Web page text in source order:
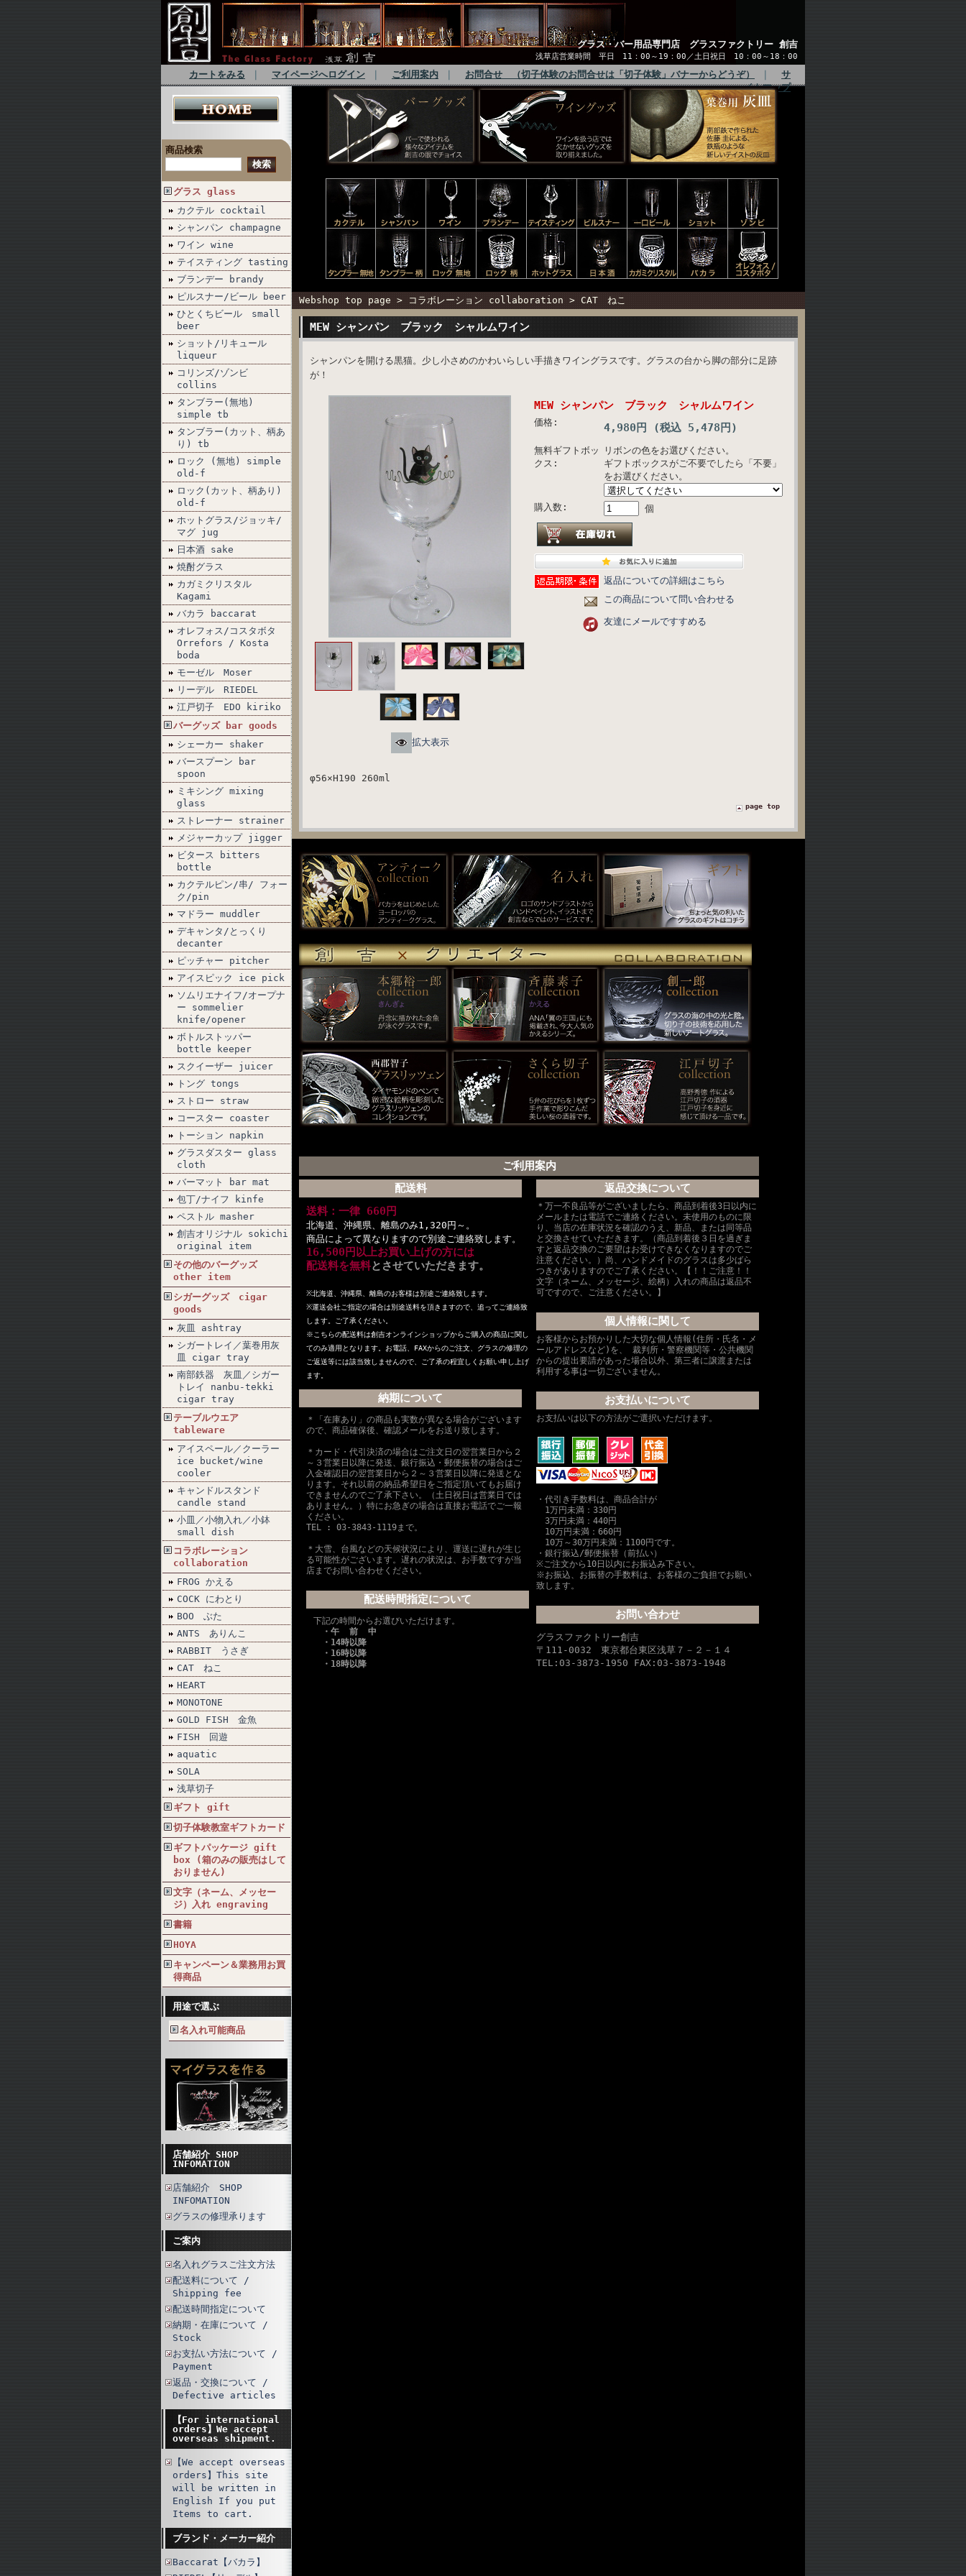
グラス・バー用品専門店 グラスファクトリー 創吉
浅草店営業時間 平日 11：00～19：00／土日祝日 10：00～18：00
カートをみる マイページへログイン ご利用案内 お問合せ （切子体験のお問合せは「切子体験」バナーからどうぞ）
サ
イトマップ
商品検索
グラス glass
カクテル cocktail
シャンパン champagne
ワイン wine
テイスティング tasting
ブランデー brandy
ピルスナー/ビール beer
ひとくちビール small
beer
ショット/リキュール
liqueur
コリンズ/ゾンビ
collins
タンブラー(無地)
simple tb
タンブラー(カット、柄あ
り) tb
ロック (無地) simple
old-f
ロック(カット、柄あり)
old-f
ホットグラス/ジョッキ/
マグ jug
日本酒 sake
焼酎グラス
カガミクリスタル
Kagami
バカラ baccarat
オレフォス/コスタボタ
Orrefors / Kosta
boda
モーゼル Moser
リーデル RIEDEL
江戸切子 EDO kiriko
バーグッズ bar goods
シェーカー shaker
バースプーン bar
spoon
ミキシング mixing
glass
ストレーナー strainer
メジャーカップ jigger
ビタース bitters
bottle
カクテルピン/串/ フォー
ク/pin
マドラー muddler
デキャンタ/とっくり
decanter
ピッチャー pitcher
アイスピック ice pick
ソムリエナイフ/オープナ
ー sommelier
knife/opener
ボトルストッパー
bottle keeper
スクイーザー juicer
トング tongs
ストロー straw
コースター coaster
トーション napkin
グラスダスター glass
cloth
バーマット bar mat
包丁/ナイフ kinfe
ペストル masher
創吉オリジナル sokichi
original item
その他のバーグッズ
other item
シガーグッズ cigar
goods
灰皿 ashtray
シガートレイ／葉巻用灰
皿 cigar tray
南部鉄器 灰皿／シガー
トレイ nanbu-tekki
cigar tray
テーブルウエア
tableware
アイスペール／クーラー
ice bucket/wine
cooler
キャンドルスタンド
candle stand
小皿／小物入れ／小鉢
small dish
コラボレーション
collaboration
FROG かえる
COCK にわとり
BOO ぶた
ANTS ありんこ
RABBIT うさぎ
CAT ねこ
HEART
MONOTONE
GOLD FISH 金魚
FISH 回遊
aquatic
SOLA
浅草切子
ギフト gift
切子体験教室ギフトカード
ギフトパッケージ gift
box (箱のみの販売はして
おりません)
文字（ネーム、メッセー
ジ）入れ engraving
書籍
HOYA
キャンペーン＆業務用お買
得商品
用途で選ぶ
名入れ可能商品
店舗紹介 SHOP
INFOMATION
店舗紹介 SHOP
INFOMATION
グラスの修理承ります
ご案内
名入れグラスご注文方法
配送料について /
Shipping fee
配送時間指定について
納期・在庫について /
Stock
お支払い方法について /
Payment
返品・交換について /
Defective articles
【For international
orders】We accept
overseas shipment.
【We accept overseas
orders】This site
will be written in
English If you put
Items to cart.
ブランド・メーカー紹介
Baccarat【バカラ】
Webshop top page > コラボレーション collaboration > CAT ねこ
MEW シャンパン ブラック シャルムワイン
シャンパンを開ける黒猫。少し小さめのかわいらしい手描きワイングラスです。グラスの台から脚の部分に足跡
が！
拡大表示
MEW シャンパン ブラック シャルムワイン
価格: 4,980円 (税込 5,478円)
無料ギフトボッ
クス:
リボンの色をお選びください。
ギフトボックスがご不要でしたら「不要」
をお選びください。
購入数: 個
返品についての詳細はこちら
この商品について問い合わせる
友達にメールですすめる
φ56×H190 260ml
page top
ご利用案内
配送料
送料：一律 660円
北海道、沖縄県、離島のみ1,320円～。
商品によって異なりますので別途ご連絡致します。
16,500円以上お買い上げの方には
配送料を無料とさせていただきます。
※北海道、沖縄県、離島のお客様は別途ご連絡致します。
※運送会社ご指定の場合は別途送料を頂きますので、追ってご連絡致
します。ご了承ください。
※こちらの配送料は創吉オンラインショップからご購入の商品に関し
てのみ適用となります。お電話、FAXからのご注文、グラスの修理の
ご返送等には該当致しませんので、ご了承の程宜しくお願い申し上げ
ます。
納期について
＊「在庫あり」の商品も実数が異なる場合がございます
ので、商品確保後、確認メールをお送り致します。
＊カード・代引決済の場合はご注文日の翌営業日から２
～３営業日以降に発送、銀行振込・郵便振替の場合はご
入金確認日の翌営業日から２～３営業日以降に発送とな
ります。それ以前の納品希望日をご指定頂いてもお届け
できませんのでご了承下さい。（土日祝日は営業日では
ありません。）特にお急ぎの場合は直接お電話でご一報
ください。
TEL : 03-3843-1119まで。
＊大雪、台風などの天候状況により、運送に遅れが生じ
る可能性がございます。遅れの状況は、お手数ですが当
店までお問い合わせください。
配送時間指定について
下記の時間からお選びいただけます。
・午 前 中
・14時以降
・16時以降
・18時以降
返品交換について
＊万一不良品等がございましたら、商品到着後3日以内に
メールまたは電話でご連絡ください。未使用のものに限
り、当店の在庫状況を確認のうえ、新品、または同等品
と交換させていただきます。（商品到着後３日を過ぎま
すと返品交換のご要望はお受けできなくなりますのでご
注意ください。）尚、ハンドメイドのグラスは多少ばら
つきがありますのでご了承ください。【！！ご注意！！
文字（ネーム、メッセージ、絵柄）入れの商品は返品不
可ですので、ご注意ください。】
個人情報に関して
お客様からお預かりした大切な個人情報(住所・氏名・メ
ールアドレスなど)を、 裁判所・警察機関等・公共機関
からの提出要請があった場合以外、第三者に譲渡または
利用する事は一切ございません。
お支払いについて
お支払いは以下の方法がご選択いただけます。
・代引き手数料は、商品合計が
1万円未満：330円
3万円未満：440円
10万円未満：660円
10万～30万円未満：1100円です。
・銀行振込/郵便振替（前払い）
※ご注文から10日以内にお振込み下さい。
※お振込、お振替の手数料は、お客様のご負担でお願い
致します。
お問い合わせ
グラスファクトリー創吉
〒111-0032 東京都台東区浅草７－２－１４
TEL:03-3873-1950 FAX:03-3873-1948